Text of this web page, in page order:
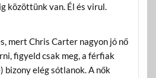
közöttünk van. Él és virul.
mert Chris Carter nagyon jó nő
figyeld csak meg, a férfiak
elég sótlanok. A nők